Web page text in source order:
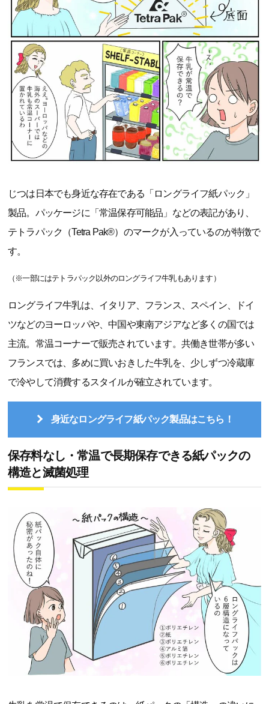
じつは日本でも身近な存在である「ロングライフ紙パック」
製品。パッケージに「常温保存可能品」などの表記があり、
テトラパック（Tetra Pak®）のマークが入っているのが特徴で
す。
（※一部にはテトラパック以外のロングライフ牛乳もあります）
ロングライフ牛乳は、イタリア、フランス、スペイン、ドイ
ツなどのヨーロッパや、中国や東南アジアなど多くの国では
主流。常温コーナーで販売されています。共働き世帯が多い
フランスでは、多めに買いおきした牛乳を、少しずつ冷蔵庫
で冷やして消費するスタイルが確立されています。
身近なロングライフ紙パック製品はこちら！
保存料なし・常温で長期保存できる紙パックの
構造と滅菌処理